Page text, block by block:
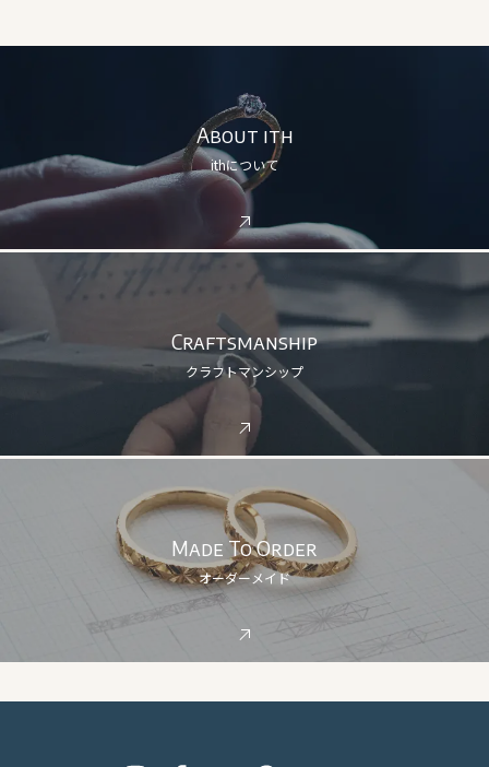
About ith
ithについて
Craftsmanship
クラフトマンシップ
Made To Order
オーダーメイド